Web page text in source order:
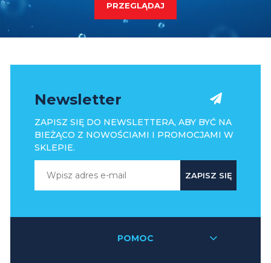
PRZEGLĄDAJ
Newsletter
ZAPISZ SIĘ DO NEWSLETTERA, ABY BYĆ NA
BIEŻĄCO Z NOWOŚCIAMI I PROMOCJAMI W
SKLEPIE.
ZAPISZ SIĘ
POMOC